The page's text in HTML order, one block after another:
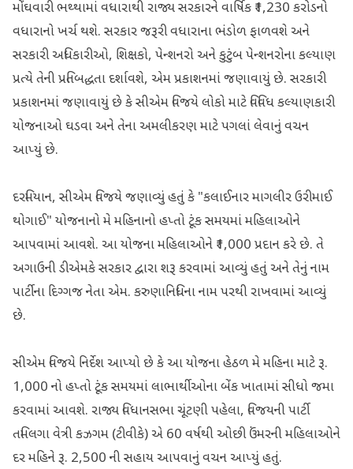
મોંઘવારી ભથ્થામાં વધારાથી રાજ્ય સરકારને વાર્ષિક ₹1,230 કરોડનો
વધારાનો ખર્ચ થશે. સરકાર જરૂરી વધારાના ભંડોળ ફાળવશે અને
સરકારી અધિકારીઓ, શિક્ષકો, પેન્શનરો અને કુટુંબ પેન્શનરોના કલ્યાણ
પ્રત્યે તેની પ્રતિબદ્ધતા દર્શાવશે, એમ પ્રકાશનમાં જણાવાયું છે. સરકારી
પ્રકાશનમાં જણાવાયું છે કે સીએમ વિજયે લોકો માટે વિવિધ કલ્યાણકારી
યોજનાઓ ઘડવા અને તેના અમલીકરણ માટે પગલાં લેવાનું વચન
આપ્યું છે.
દરમિયાન, સીએમ વિજયે જણાવ્યું હતું કે "કલાઈનાર માગલીર ઉરીમાઈ
થોગાઈ" યોજનાનો મે મહિનાનો હપ્તો ટૂંક સમયમાં મહિલાઓને
આપવામાં આવશે. આ યોજના મહિલાઓને ₹1,000 પ્રદાન કરે છે. તે
અગાઉની ડીએમકે સરકાર દ્વારા શરૂ કરવામાં આવ્યું હતું અને તેનું નામ
પાર્ટીના દિગ્ગજ નેતા એમ. કરુણાનિધિના નામ પરથી રાખવામાં આવ્યું
છે.
સીએમ વિજયે નિર્દેશ આપ્યો છે કે આ યોજના હેઠળ મે મહિના માટે રૂ.
1,000 નો હપ્તો ટૂંક સમયમાં લાભાર્થીઓના બેંક ખાતામાં સીધો જમા
કરવામાં આવશે. રાજ્ય વિધાનસભા ચૂંટણી પહેલા, વિજયની પાર્ટી
તમિલગા વેત્રી કઝગમ (ટીવીકે) એ 60 વર્ષથી ઓછી ઉંમરની મહિલાઓને
દર મહિને રૂ. 2,500 ની સહાય આપવાનું વચન આપ્યું હતું.